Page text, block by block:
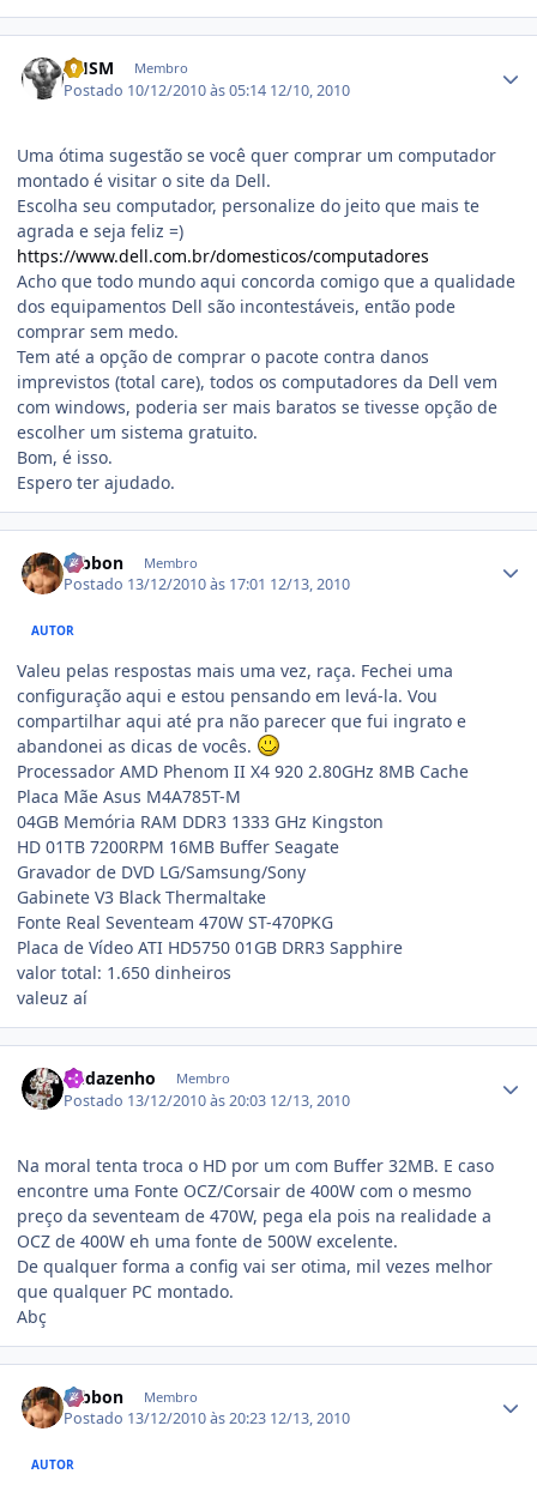
AHSM Membro
Postado 10/12/2010 às 05:14 12/10, 2010
Uma ótima sugestão se você quer comprar um computador
montado é visitar o site da Dell.
Escolha seu computador, personalize do jeito que mais te
agrada e seja feliz =)
https://www.dell.com.br/domesticos/computadores
Acho que todo mundo aqui concorda comigo que a qualidade
dos equipamentos Dell são incontestáveis, então pode
comprar sem medo.
Tem até a opção de comprar o pacote contra danos
imprevistos (total care), todos os computadores da Dell vem
com windows, poderia ser mais baratos se tivesse opção de
escolher um sistema gratuito.
Bom, é isso.
Espero ter ajudado.
Gibbon Membro
Postado 13/12/2010 às 17:01 12/13, 2010
AUTOR
Valeu pelas respostas mais uma vez, raça. Fechei uma
configuração aqui e estou pensando em levá-la. Vou
compartilhar aqui até pra não parecer que fui ingrato e
abandonei as dicas de vocês.
Processador AMD Phenom II X4 920 2.80GHz 8MB Cache
Placa Mãe Asus M4A785T-M
04GB Memória RAM DDR3 1333 GHz Kingston
HD 01TB 7200RPM 16MB Buffer Seagate
Gravador de DVD LG/Samsung/Sony
Gabinete V3 Black Thermaltake
Fonte Real Seventeam 470W ST-470PKG
Placa de Vídeo ATI HD5750 01GB DRR3 Sapphire
valor total: 1.650 dinheiros
valeuz aí
Budazenho Membro
Postado 13/12/2010 às 20:03 12/13, 2010
Na moral tenta troca o HD por um com Buffer 32MB. E caso
encontre uma Fonte OCZ/Corsair de 400W com o mesmo
preço da seventeam de 470W, pega ela pois na realidade a
OCZ de 400W eh uma fonte de 500W excelente.
De qualquer forma a config vai ser otima, mil vezes melhor
que qualquer PC montado.
Abç
Gibbon Membro
Postado 13/12/2010 às 20:23 12/13, 2010
AUTOR